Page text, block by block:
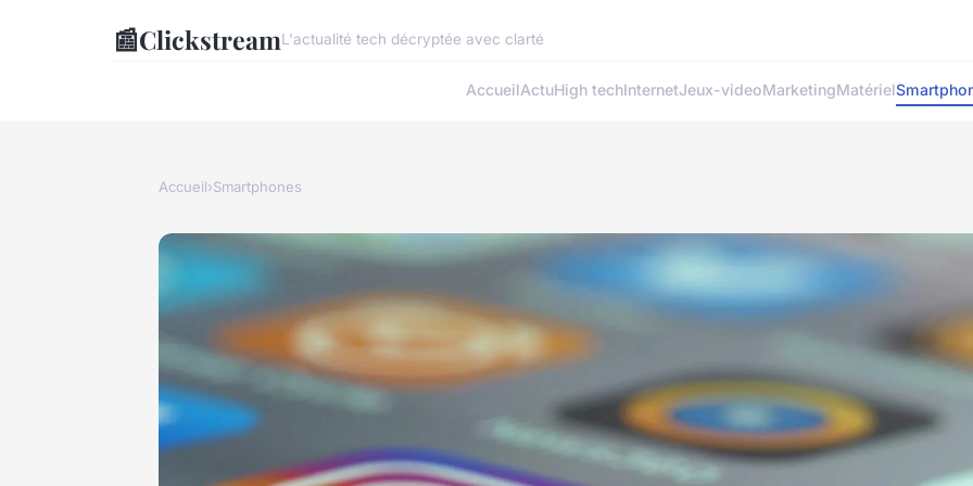
📰ClickstreamL'actualité tech décryptée avec clarté
AccueilActuHigh techInternetJeux-videoMarketingMatériel
Accueil›Smartphones